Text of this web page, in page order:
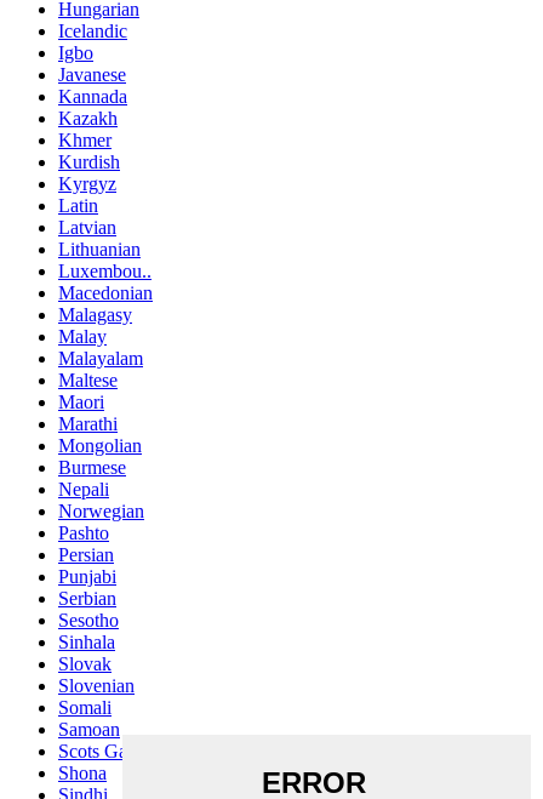
Hungarian
Icelandic
Igbo
Javanese
Kannada
Kazakh
Khmer
Kurdish
Kyrgyz
Latin
Latvian
Lithuanian
Luxembou..
Macedonian
Malagasy
Malay
Malayalam
Maltese
Maori
Marathi
Mongolian
Burmese
Nepali
Norwegian
Pashto
Persian
Punjabi
Serbian
Sesotho
Sinhala
Slovak
Slovenian
Somali
Samoan
Scots Gaelic
Shona